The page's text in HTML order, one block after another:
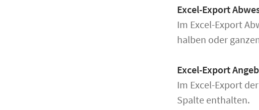
Excel-Export
Im Excel-Export
halben oder
Excel-Export
Im Excel-Export
Spalte enthalten.